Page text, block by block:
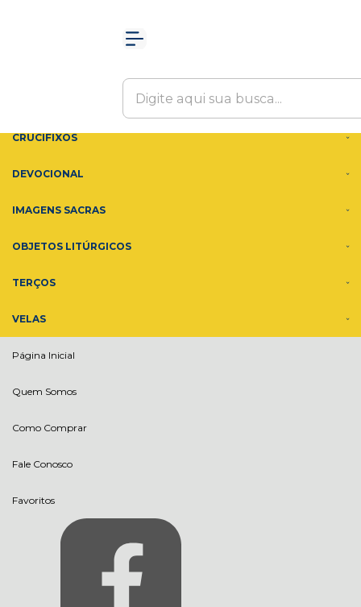
CRUCIFIXOS
DEVOCIONAL
IMAGENS SACRAS
OBJETOS LITÚRGICOS
TERÇOS
VELAS
Página Inicial
Quem Somos
Como Comprar
Fale Conosco
Favoritos